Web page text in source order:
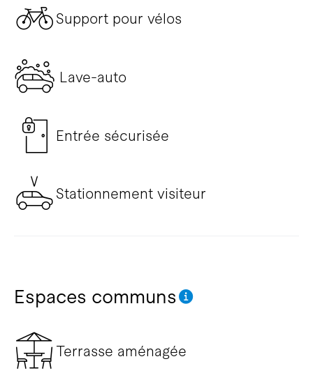
Support pour vélos
Lave-auto
Entrée sécurisée
Stationnement visiteur
Espaces communs
Terrasse aménagée